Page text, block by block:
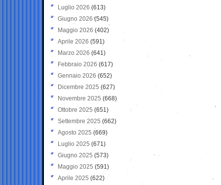
Luglio 2026 (613)
Giugno 2026 (545)
Maggio 2026 (402)
Aprile 2026 (591)
Marzo 2026 (641)
Febbraio 2026 (617)
Gennaio 2026 (652)
Dicembre 2025 (627)
Novembre 2025 (668)
Ottobre 2025 (651)
Settembre 2025 (662)
Agosto 2025 (669)
Luglio 2025 (671)
Giugno 2025 (573)
Maggio 2025 (591)
Aprile 2025 (622)